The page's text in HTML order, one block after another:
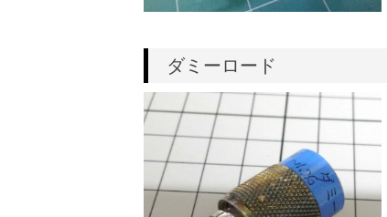
ダミーロード